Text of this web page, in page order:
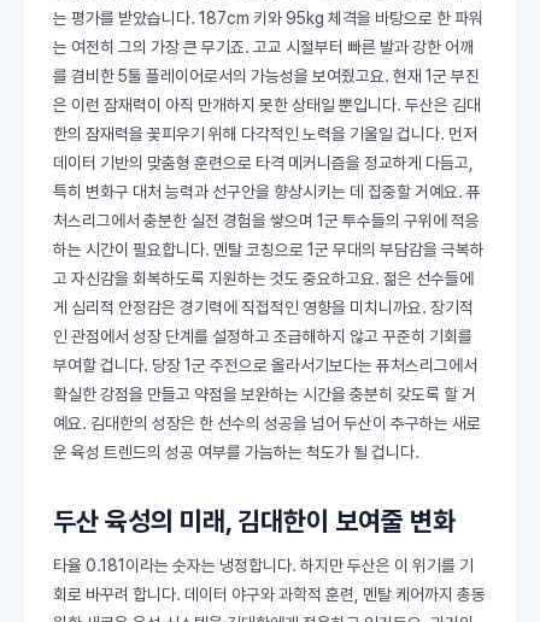
는 평가를 받았습니다. 187cm 키와 95kg 체격을 바탕으로 한 파워
는 여전히 그의 가장 큰 무기죠. 고교 시절부터 빠른 발과 강한 어깨
를 겸비한 5툴 플레이어로서의 가능성을 보여줬고요. 현재 1군 부진
은 이런 잠재력이 아직 만개하지 못한 상태일 뿐입니다. 두산은 김대
한의 잠재력을 꽃피우기 위해 다각적인 노력을 기울일 겁니다. 먼저
데이터 기반의 맞춤형 훈련으로 타격 메커니즘을 정교하게 다듬고,
특히 변화구 대처 능력과 선구안을 향상시키는 데 집중할 거예요. 퓨
처스리그에서 충분한 실전 경험을 쌓으며 1군 투수들의 구위에 적응
하는 시간이 필요합니다. 멘탈 코칭으로 1군 무대의 부담감을 극복하
고 자신감을 회복하도록 지원하는 것도 중요하고요. 젊은 선수들에
게 심리적 안정감은 경기력에 직접적인 영향을 미치니까요. 장기적
인 관점에서 성장 단계를 설정하고 조급해하지 않고 꾸준히 기회를
부여할 겁니다. 당장 1군 주전으로 올라서기보다는 퓨처스리그에서
확실한 강점을 만들고 약점을 보완하는 시간을 충분히 갖도록 할 거
예요. 김대한의 성장은 한 선수의 성공을 넘어 두산이 추구하는 새로
운 육성 트렌드의 성공 여부를 가늠하는 척도가 될 겁니다.
두산 육성의 미래, 김대한이 보여줄 변화
타율 0.181이라는 숫자는 냉정합니다. 하지만 두산은 이 위기를 기
회로 바꾸려 합니다. 데이터 야구와 과학적 훈련, 멘탈 케어까지 총동